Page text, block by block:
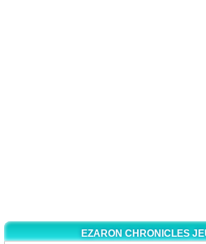
EZARON CHRONICLES